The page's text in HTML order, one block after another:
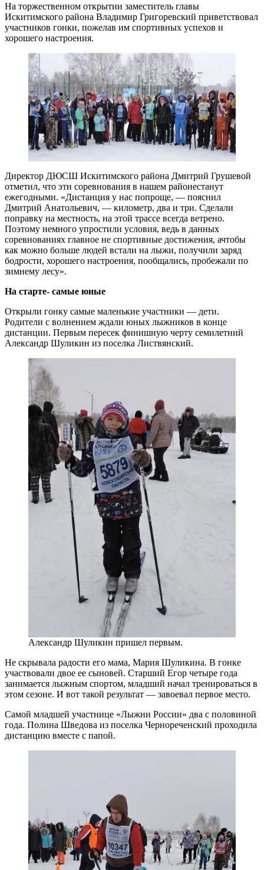
На торжественном открытии заместитель главы
Искитимского района Владимир Григоревский приветствовал
участников гонки, пожелав им спортивных успехов и
хорошего настроения.
Директор ДЮСШ Искитимского района Дмитрий Грушевой
отметил, что эти соревнования в нашем районестанут
ежегодными. «Дистанция у нас попроще, — пояснил
Дмитрий Анатольевич, — километр, два и три. Сделали
поправку на местность, на этой трассе всегда ветрено.
Поэтому немного упростили условия, ведь в данных
соревнованиях главное не спортивные достижения, ачтобы
как можно больше людей встали на лыжи, получили заряд
бодрости, хорошего настроения, пообщались, пробежали по
зимнему лесу».
На старте- самые юные
Открыли гонку самые маленькие участники — дети.
Родители с волнением ждали юных лыжников в конце
дистанции. Первым пересек финишную черту семилетний
Александр Шуликин из поселка Листвянский.
Александр Шуликин пришел первым.
Не скрывала радости его мама, Мария Шуликина. В гонке
участвовали двое ее сыновей. Старший Егор четыре года
занимается лыжным спортом, младший начал тренироваться в
этом сезоне. И вот такой результат — завоевал первое место.
Самой младшей участнице «Лыжни России» два с половиной
года. Полина Шведова из поселка Чернореченский проходила
дистанцию вместе с папой.